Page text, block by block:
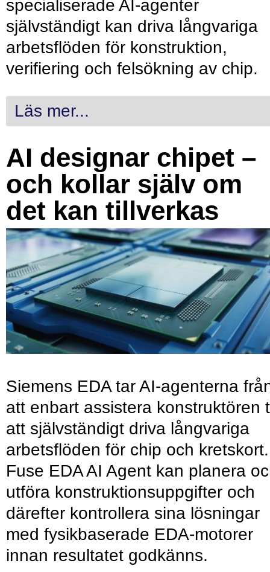
specialiserade AI-agenter
självständigt kan driva långvariga
arbetsflöden för konstruktion,
verifiering och felsökning av chip.
Läs mer...
AI designar chipet –
och kollar själv om
det kan tillverkas
Siemens EDA tar AI-agenterna
att enbart assistera konstruktören
att självständigt driva långvariga
arbetsflöden för chip och kretskort.
Fuse EDA AI Agent kan planera
utföra konstruktionsuppgifter och
därefter kontrollera sina lösningar
med fysikbaserade EDA-motorer
innan resultatet godkänns.